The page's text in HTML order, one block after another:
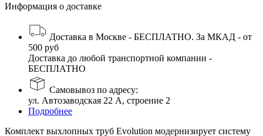
Информация о доставке
Доставка в Москве - БЕСПЛАТНО. За МКАД - от
500 руб
Доставка до любой транспортной компании -
БЕСПЛАТНО
Самовывоз по адресу:
ул. Автозаводская 22 А, строение 2
Подробнее
Комплект выхлопных труб Evolution модернизирует систему